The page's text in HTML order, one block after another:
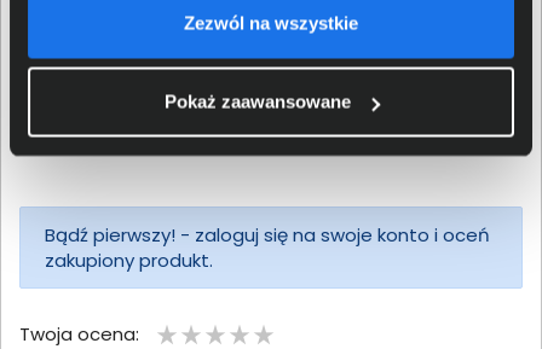
Zezwól na wszystkie
Pokaż zaawansowane
3
1
Bądź pierwszy! - zaloguj się na swoje konto i oceń
zakupiony produkt.
Twoja ocena: